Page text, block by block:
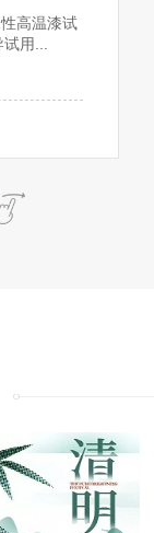
青岛恩泽化工迄今为
闪锈剂，免费提供一